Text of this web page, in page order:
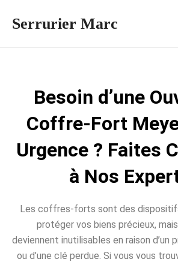
Serrurier Marc
Besoin d’une
Coffre-Fort
Urgence ? Faites
à Nos
Les coffres-forts sont des
protéger vos biens précieux, mais
deviennent inutilisables en raison d’un
ou d’une clé perdue. Si vous vous